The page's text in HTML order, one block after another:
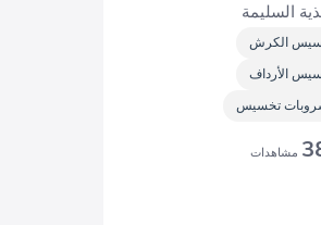
السليمة
الكرش
الأرداف
تخسيس
مشاهدات